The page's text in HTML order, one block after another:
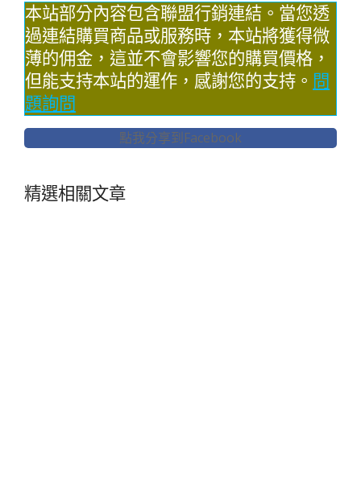
本站部分內容包含聯盟行銷連結。當您透
過連結購買商品或服務時，本站將獲得微
薄的佣金，這並不會影響您的購買價格，
但能支持本站的運作，感謝您的支持。 問
題詢問
點我分享到Facebook
精選相關文章